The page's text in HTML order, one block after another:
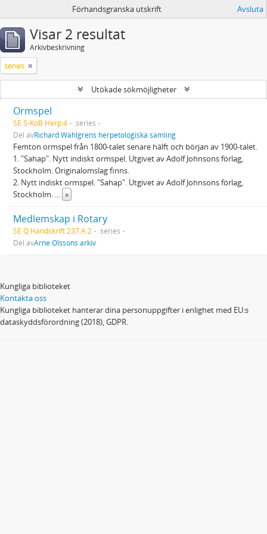
Förhandsgranska utskrift Avsluta
Visar 2 resultat
Arkivbeskrivning
series
Utökade sökmöjligheter
Ormspel
SE S-KoB Herp:4
series
Del avRichard Wahlgrens herpetologiska samling
Femton ormspel från 1800-talet senare hälft och början av 1900-talet.
1. "Sahap". Nytt indiskt ormspel. Utgivet av Adolf Johnsons förlag,
Stockholm. Originalomslag finns.
2. Nytt indiskt ormspel. "Sahap". Utgivet av Adolf Johnsons förlag,
Stockholm. ... »
Medlemskap i Rotary
SE Q Handskrift 237:A:2
series
Del avArne Olssons arkiv
Kungliga biblioteket
Kontakta oss
Kungliga biblioteket hanterar dina personuppgifter i enlighet med EU:s
dataskyddsförordning (2018), GDPR.